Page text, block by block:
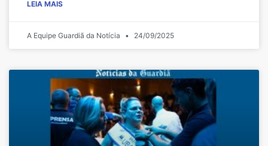
LEIA MAIS
A Equipe Guardiã da Notícia 24/09/2025